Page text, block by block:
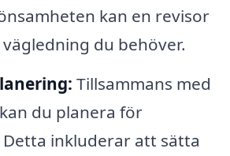
kan en revisor
du behöver.
Tillsammans med
du planera för
inkluderar att sätta